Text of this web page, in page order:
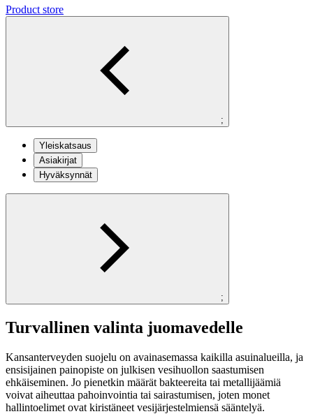
Product store
;
Yleiskatsaus
Asiakirjat
Hyväksynnät
;
Turvallinen valinta juomavedelle
Kansanterveyden suojelu on avainasemassa kaikilla asuinalueilla, ja
ensisijainen painopiste on julkisen vesihuollon saastumisen
ehkäiseminen. Jo pienetkin määrät bakteereita tai metallijäämiä
voivat aiheuttaa pahoinvointia tai sairastumisen, joten monet
hallintoelimet ovat kiristäneet vesijärjestelmiensä sääntelyä.